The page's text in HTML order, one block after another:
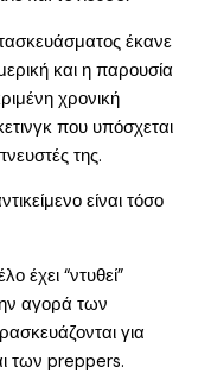
έκανε
και η παρουσία
χρονική
που υπόσχεται
της.
είναι τόσο
έχει “ντυθεί”
αγορά των
για
των preppers.